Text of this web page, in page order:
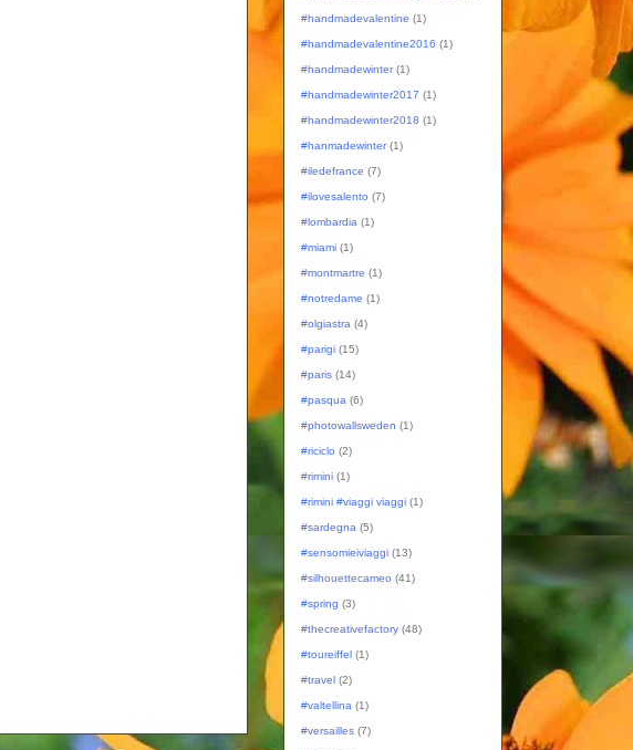
#handmadevalentine (1)
#handmadevalentine2016 (1)
#handmadewinter (1)
#handmadewinter2017 (1)
#handmadewinter2018 (1)
#hanmadewinter (1)
#iledefrance (7)
#ilovesalento (7)
#lombardia (1)
#miami (1)
#montmartre (1)
#notredame (1)
#olgiastra (4)
#parigi (15)
#paris (14)
#pasqua (6)
#photowallsweden (1)
#riciclo (2)
#rimini (1)
#rimini #viaggi viaggi (1)
#sardegna (5)
#sensomieiviaggi (13)
#silhouettecameo (41)
#spring (3)
#thecreativefactory (48)
#toureiffel (1)
#travel (2)
#valtellina (1)
#versailles (7)